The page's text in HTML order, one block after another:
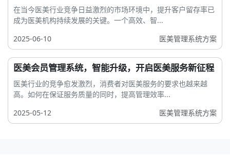
在当今医美行业竞争日益激烈的市场环境中，提升客户留存率已
成为医美机构持续发展的关键。一个高效、智...
2025-06-10
医美管理系统方案
医美会员管理系统，智能升级，开启医美服务新征程
医美行业的竞争愈发激烈，消费者对医美服务的要求也越来越
高。如何在保证服务质量的同时，提高管理效率...
2025-05-12
医美管理系统方案